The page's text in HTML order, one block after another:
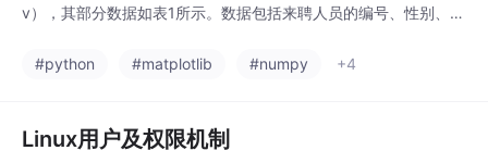
v），其部分数据如表1所示。数据包括来聘人员的编号、性别、相
在缺失值等异常数据，因此需要对数据进行预处理，其主要步骤如
#python #matplotlib #numpy +4
Linux用户及权限机制